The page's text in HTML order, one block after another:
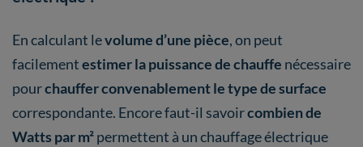
En calculant levolume d’une pièce, on peut
facilementestimer la puissance de chauffe nécessaire
pourchauffer convenablement le type de surface
correspondante. Encore faut-il savoircombien de
Watts par m²permettent à un chauffage électrique